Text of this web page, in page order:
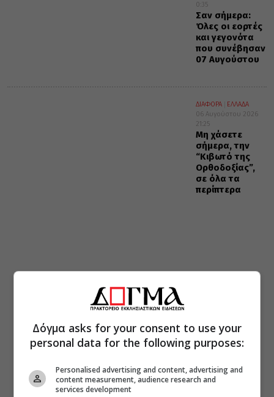
0:35
Σαν σήμερα:
Όλες οι εορτές
και γεγονότα
που συνέβησαν
07 Αυγούστου
ΔΙΑΦΟΡΑ
ΕΛΛΑΔΑ
06 Αυγούστου 2026
21:25
Μη χάσετε
σήμερα, την
“Κιβωτό της
Ορθοδοξίας”,
σε όλα τα
περίπτερα
Δόγμα asks for your consent to use your
personal data for the following purposes:
Personalised advertising and content, advertising and
content measurement, audience research and
services development